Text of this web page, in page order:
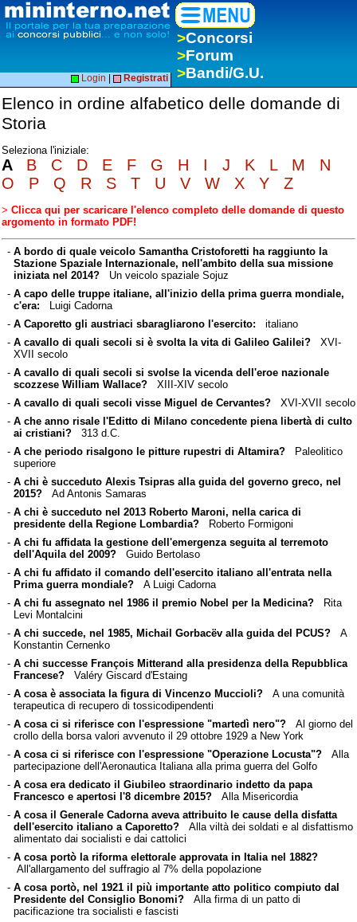
>Concorsi
>Forum
>Bandi/G.U.
Login Registrati
Elenco in ordine alfabetico delle domande di
Storia
Seleziona l'iniziale:
A B C D E F G H I J K L M
N
O
P Q R S T U V W X Y Z
> Clicca qui per scaricare l'elenco completo delle domande di questo
argomento in formato PDF!
- A bordo di quale veicolo Samantha Cristoforetti ha raggiunto la
Stazione Spaziale Internazionale, nell'ambito della sua missione
iniziata nel 2014?Un veicolo spaziale Sojuz
- A capo delle truppe italiane, all'inizio della prima guerra mondiale,
c'era: Luigi Cadorna
- A Caporetto gli austriaci sbaragliarono l'esercito: italiano
- A cavallo di quali secoli si è svolta la vita di Galileo Galilei?XVI-
XVII secolo
- A cavallo di quali secoli si svolse la vicenda dell'eroe nazionale
scozzese William Wallace?XIII-XIV secolo
- A cavallo di quali secoli visse Miguel de Cervantes?XVI-XVII secolo
- A che anno risale l'Editto di Milano concedente piena libertà di culto
ai cristiani?313 d.C.
- A che periodo risalgono le pitture rupestri di Altamira?Paleolitico
superiore
- A chi è succeduto Alexis Tsipras alla guida del governo greco, nel
2015?Ad Antonis Samaras
- A chi è succeduto nel 2013 Roberto Maroni, nella carica di
presidente della Regione Lombardia?Roberto Formigoni
- A chi fu affidata la gestione dell'emergenza seguita al terremoto
dell'Aquila del 2009?Guido Bertolaso
- A chi fu affidato il comando dell'esercito italiano all'entrata nella
Prima guerra mondiale?A Luigi Cadorna
- A chi fu assegnato nel 1986 il premio Nobel per la Medicina?Rita
Levi Montalcini
- A chi succede, nel 1985, Michail Gorbacëv alla guida del PCUS?A
Konstantin Cernenko
- A chi successe François Mitterand alla presidenza della Repubblica
Francese?Valéry Giscard d'Estaing
- A cosa è associata la figura di Vincenzo Muccioli?A una comunità
terapeutica di recupero di tossicodipendenti
- A cosa ci si riferisce con l'espressione "martedì nero"?Al giorno del
crollo della borsa valori avvenuto il 29 ottobre 1929 a New York
- A cosa ci si riferisce con l'espressione "Operazione Locusta"?Alla
partecipazione dell'Aeronautica Italiana alla prima guerra del Golfo
- A cosa era dedicato il Giubileo straordinario indetto da papa
Francesco e apertosi l'8 dicembre 2015?Alla Misericordia
- A cosa il Generale Cadorna aveva attribuito le cause della disfatta
dell'esercito italiano a Caporetto?Alla viltà dei soldati e al disfattismo
alimentato dai socialisti e dai cattolici
- A cosa portò la riforma elettorale approvata in Italia nel 1882?
All'allargamento del suffragio al 7% della popolazione
- A cosa portò, nel 1921 il più importante atto politico compiuto dal
Presidente del Consiglio Bonomi?Alla firma di un patto di
pacificazione tra socialisti e fascisti